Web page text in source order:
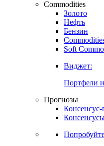
Commodities
Золото
Нефть
Бензин
Soft
Виджет:
Портфели
Прогнозы
Консенсус-